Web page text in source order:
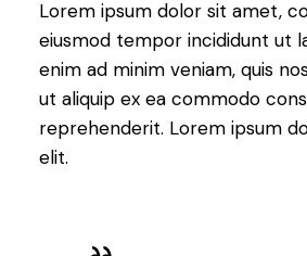
Lorem ipsum dolor sit amet,
eiusmod tempor incididunt ut
enim ad minim veniam, quis
ut aliquip ex ea commodo
reprehenderit. Lorem ipsum
elit.